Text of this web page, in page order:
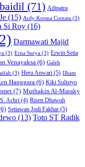
(71) Adipatra
(15) Ardy Kresna Crenata (3)
Si Roy (16)
Darmawati Majid
(3) Erna Surya (3) Erwin Setia
Venayaksa (6) Galeh
(3) Heru Anwari (5) Ilham
Hanggara (6) Kiki Sulistyo
(7) Muthakin Al-Maraky
Achri (4) Risen Dhawuh
Setiawan Jodi Fakhar (5)
(13) Toto ST Radik